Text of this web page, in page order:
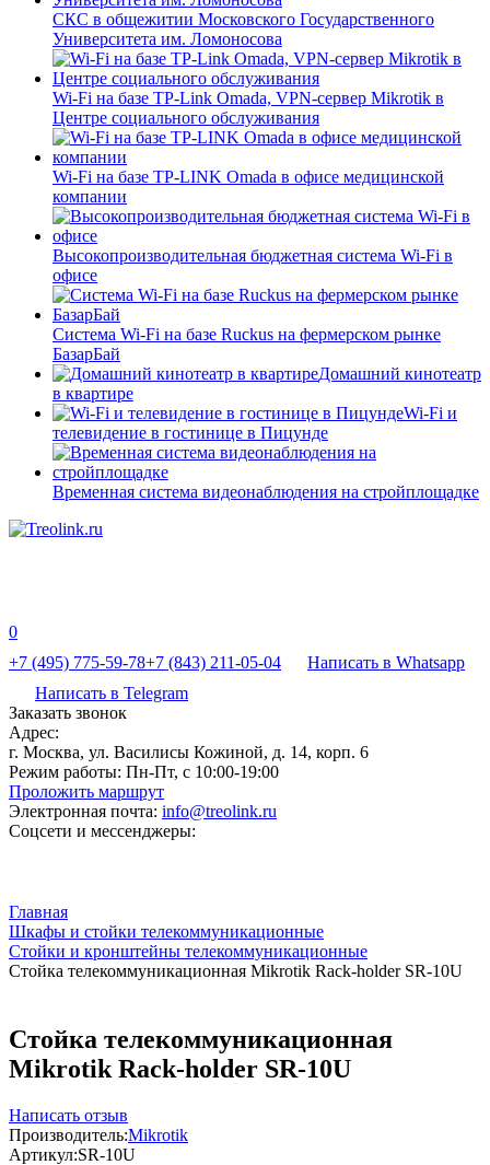
СКС в общежитии Московского Государственного
Университета им. Ломоносова
Wi-Fi на базе TP-Link Omada, VPN-сервер Mikrotik в
Центре социального обслуживания
Wi-Fi на базе TP-LINK Omada в офисе медицинской
компании
Высокопроизводительная бюджетная система Wi-Fi в
офисе
Система Wi-Fi на базе Ruckus на фермерском рынке
БазарБай
Домашний кинотеатр
в квартире
Wi-Fi и
телевидение в гостинице в Пицунде
Временная система видеонаблюдения на стройплощадке
0
+7 (495) 775-59-78+7 (843) 211-05-04
Написать в Whatsapp
Написать в Telegram
Заказать звонок
Адрес:
г. Москва, ул. Василисы Кожиной, д. 14, корп. 6
Режим работы: Пн-Пт, с 10:00-19:00
Проложить маршрут
Электронная почта: info@treolink.ru
Соцсети и мессенджеры:
Главная
Шкафы и стойки телекоммуникационные
Стойки и кронштейны телекоммуникационные
Стойка телекоммуникационная Mikrotik Rack-holder SR-10U
Стойка телекоммуникационная
Mikrotik Rack-holder SR-10U
Написать отзыв
Производитель:Mikrotik
Артикул:SR-10U